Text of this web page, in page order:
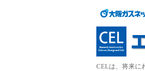
CELは、将来に